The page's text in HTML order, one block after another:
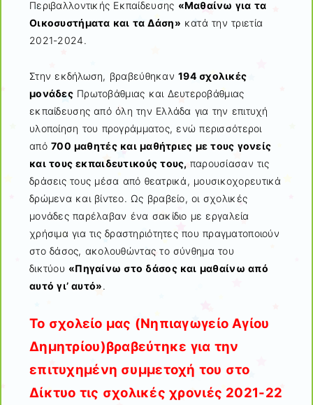
Περιβαλλοντικής Εκπαίδευσης «Μαθαίνω για τα
Οικοσυστήματα και τα Δάση» κατά την τριετία
2021-2024.
Στην εκδήλωση, βραβεύθηκαν194 σχολικές
μονάδεςΠρωτοβάθμιας και Δευτεροβάθμιας
εκπαίδευσης από όλη την Ελλάδα για την επιτυχή
υλοποίηση του προγράμματος, ενώ περισσότεροι
από 700 μαθητές και μαθήτριες με τους γονείς
και τους εκπαιδευτικούς τους, παρουσίασαν τις
δράσεις τους μέσα από θεατρικά, μουσικοχορευτικά
δρώμενα και βίντεο. Ως βραβείο, οι σχολικές
μονάδες παρέλαβαν ένα σακίδιο με εργαλεία
χρήσιμα για τις δραστηριότητες που πραγματοποιούν
στο δάσος, ακολουθώντας το σύνθημα του
δικτύου «Πηγαίνω στο δάσος και μαθαίνω από
αυτό γι’ αυτό».
Το σχολείο μας (Νηπιαγωγείο Αγίου
Δημητρίου)βραβεύτηκε για την
επιτυχημένη συμμετοχή του στο
Δίκτυο τις σχολικές χρονιές 2021-22